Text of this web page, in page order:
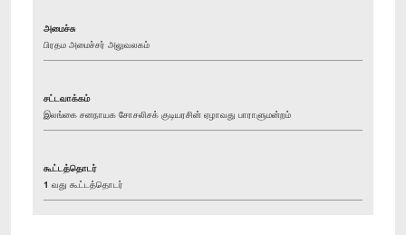
அமைச்சு
பிரதம அமைச்சர் அலுவலகம்
சட்டவாக்கம்
இலங்கை சனநாயக சோசலிசக் குடியரசின் ஏழாவது பாராளுமன்றம்
கூட்டத்தொடர்
1 வது கூட்டத்தொடர்